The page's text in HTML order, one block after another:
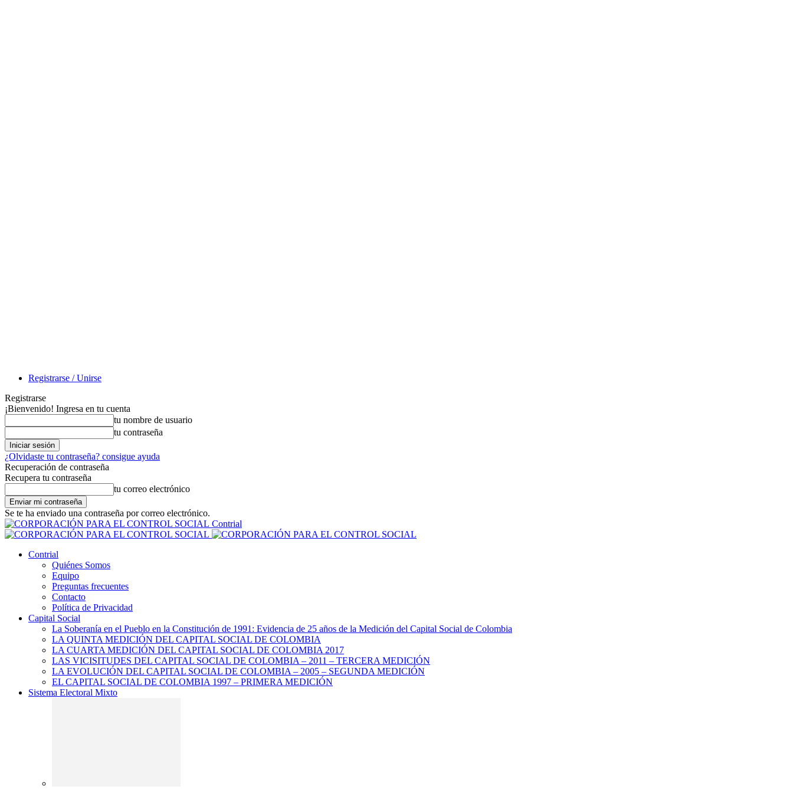
Registrarse / Unirse
Registrarse
¡Bienvenido! Ingresa en tu cuenta
tu nombre de usuario
tu contraseña
¿Olvidaste tu contraseña? consigue ayuda
Recuperación de contraseña
Recupera tu contraseña
tu correo electrónico
Se te ha enviado una contraseña por correo electrónico.
Contrial
Contrial
Quiénes Somos
Equipo
Preguntas frecuentes
Contacto
Política de Privacidad
Capital Social
La Soberanía en el Pueblo en la Constitución de 1991: Evidencia de 25 años de la Medición del Capital Social de Colombia
LA QUINTA MEDICIÓN DEL CAPITAL SOCIAL DE COLOMBIA
LA CUARTA MEDICIÓN DEL CAPITAL SOCIAL DE COLOMBIA 2017
LAS VICISITUDES DEL CAPITAL SOCIAL DE COLOMBIA – 2011 – TERCERA MEDICIÓN
LA EVOLUCIÓN DEL CAPITAL SOCIAL DE COLOMBIA – 2005 – SEGUNDA MEDICIÓN
EL CAPITAL SOCIAL DE COLOMBIA 1997 – PRIMERA MEDICIÓN
Sistema Electoral Mixto